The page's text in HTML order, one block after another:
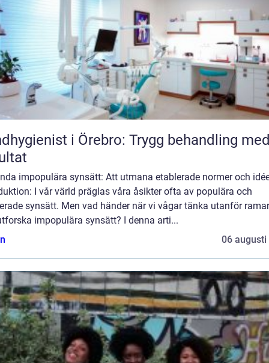
i Örebro: Trygg behandling
impopulära synsätt: Att utmana etablerade normer och
I vår värld präglas våra åsikter ofta av populära och
synsätt. Men vad händer när vi vågar tänka utanför
impopulära synsätt? I denna arti...
06 augusti